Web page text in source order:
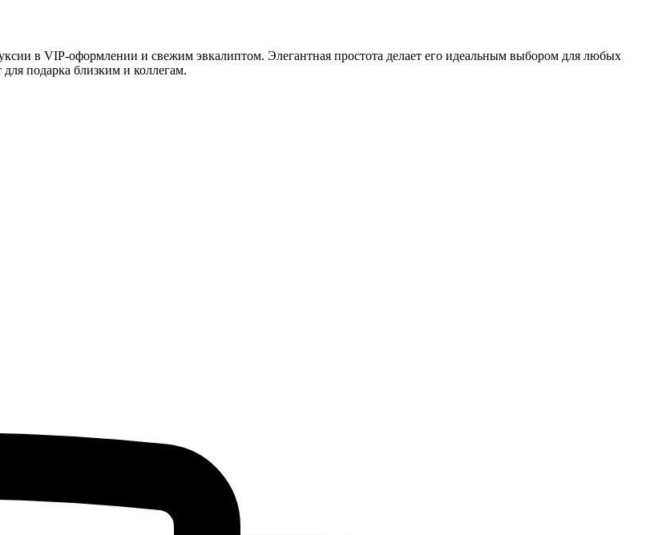
в VIP-оформлении и свежим эвкалиптом. Элегантная простота делает его идеальным выбором для любых
подарка близким и коллегам.